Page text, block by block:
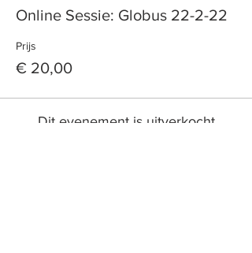
Online Sessie: Globus 22-2-22
Prijs
€ 20,00
Dit evenement is uitverkocht